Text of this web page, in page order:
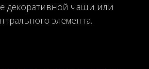
декоративной чаши или
элемента.